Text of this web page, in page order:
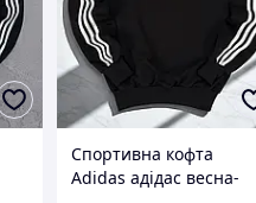
Спортивна кофта
Adidas адідас весна-